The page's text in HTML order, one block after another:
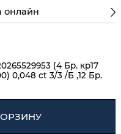
онлайн
(4 Бр. кр17
0,048 ct 3/3 /Б ,12 Бр.